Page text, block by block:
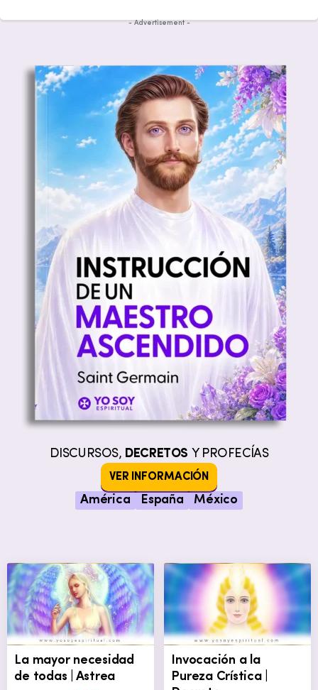
- Advertisement -
DISCURSOS, DECRETOS Y PROFECÍAS
VER INFORMACIÓN
América España México
La mayor necesidad
de todas | Astrea
Invocación a la
Pureza Crística |